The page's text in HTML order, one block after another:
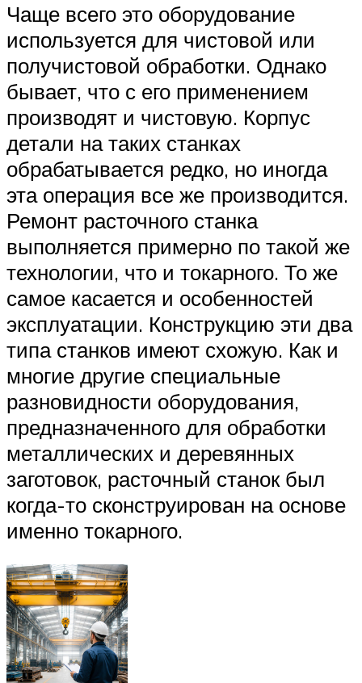
Чаще всего это оборудование
используется для чистовой или
получистовой обработки. Однако
бывает, что с его применением
производят и чистовую. Корпус
детали на таких станках
обрабатывается редко, но иногда
эта операция все же производится.
Ремонт расточного станка
выполняется примерно по такой же
технологии, что и токарного. То же
самое касается и особенностей
эксплуатации. Конструкцию эти два
типа станков имеют схожую. Как и
многие другие специальные
разновидности оборудования,
предназначенного для обработки
металлических и деревянных
заготовок, расточный станок был
когда-то сконструирован на основе
именно токарного.